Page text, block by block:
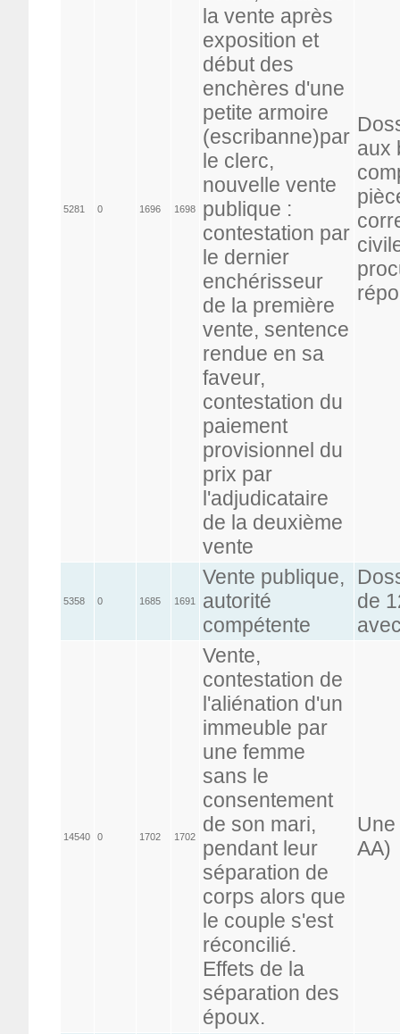
5281 0 1696 1698
la vente après
exposition et
début des
enchères d'une
petite armoire
(escribanne)par
le clerc,
nouvelle vente
publique :
contestation par
le dernier
enchérisseur
de la première
vente, sentence
rendue en sa
faveur,
contestation du
paiement
provisionnel du
prix par
l'adjudicataire
de la deuxième
vente
aux
5358 0 1685 1691
Vente publique,
autorité
compétente
de
14540 0 1702 1702
Vente,
contestation de
l'aliénation d'un
immeuble par
une femme
sans le
consentement
de son mari,
pendant leur
séparation de
corps alors que
le couple s'est
réconcilié.
Effets de la
séparation des
époux.
AA)